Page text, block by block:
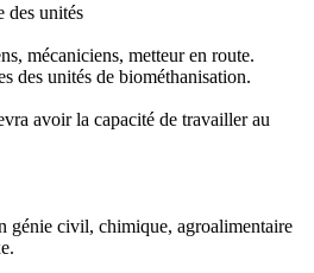
des unités
mécaniciens, metteur en route.
des unités de biométhanisation.
avoir la capacité de travailler au
génie civil, chimique, agroalimentaire